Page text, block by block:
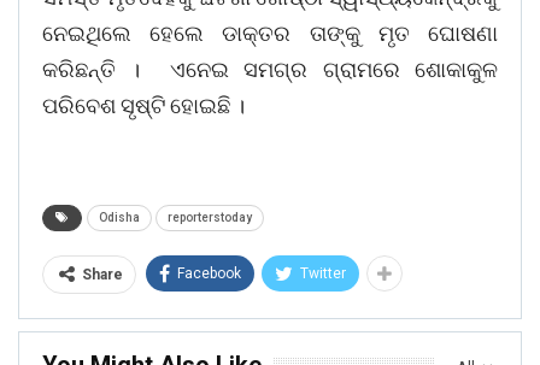
ନେଇଥିଲେ ହେଲେ ଡାକ୍ତର ତାଙ୍କୁ ମୃତ ଘୋଷଣା
କରିଛନ୍ତି । ଏନେଇ ସମଗ୍ର ଗ୍ରାମରେ ଶୋକାକୁଳ
ପରିବେଶ ସୃଷ୍ଟି ହୋଇଛି ।
Odisha reporterstoday
Share Facebook Twitter